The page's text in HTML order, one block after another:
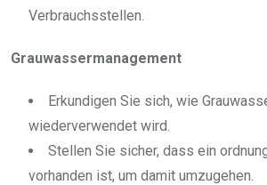
Verbrauchsstellen.
Grauwassermanagement
Erkundigen Sie sich, wie
wiederverwendet wird.
Stellen Sie sicher, dass ein
vorhanden ist, um damit umzugehen.